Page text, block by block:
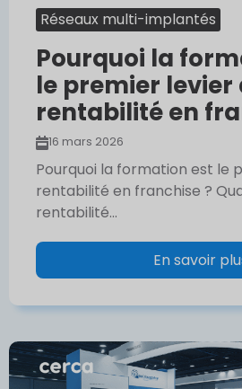
Réseaux multi-implantés
Pourquoi la
le premier levier
rentabilité en
16 mars 2026
Pourquoi la formation est le
rentabilité en franchise ?
rentabilité...
En savoir